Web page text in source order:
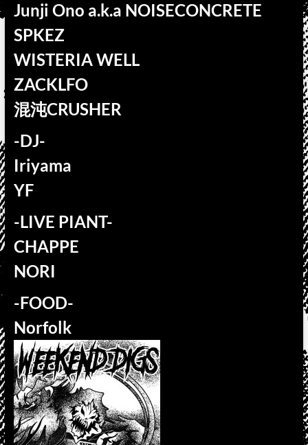
Junji Ono a.k.a NOISECONCRETE
SPKEZ
WISTERIA WELL
ZACKLFO
混沌CRUSHER
-DJ-
Iriyama
YF
-LIVE PIANT-
CHAPPE
NORI
-FOOD-
Norfolk